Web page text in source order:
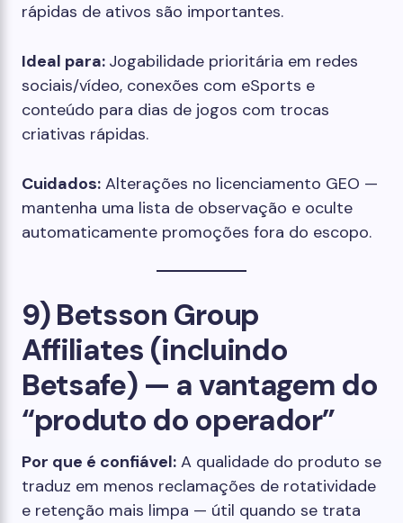
rápidas de ativos são importantes.
Ideal para: Jogabilidade prioritária em redes
sociais/vídeo, conexões com eSports e
conteúdo para dias de jogos com trocas
criativas rápidas.
Cuidados: Alterações no licenciamento GEO —
mantenha uma lista de observação e oculte
automaticamente promoções fora do escopo.
9) Betsson Group
Affiliates (incluindo
Betsafe) — a vantagem do
“produto do operador”
Por que é confiável: A qualidade do produto se
traduz em menos reclamações de rotatividade
e retenção mais limpa — útil quando se trata